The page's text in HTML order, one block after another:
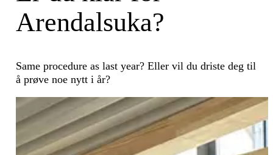
Arendalsuka?
Same procedure as last year? Eller vil du driste deg til
å prøve noe nytt i år?